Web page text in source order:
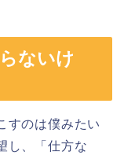
ないけ
すのは僕みたい
し、「仕方な